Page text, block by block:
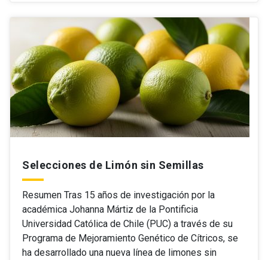
Selecciones de Limón sin Semillas
Resumen Tras 15 años de investigación por la
académica Johanna Mártiz de la Pontificia
Universidad Católica de Chile (PUC) a través de su
Programa de Mejoramiento Genético de Cítricos, se
ha desarrollado una nueva línea de limones sin